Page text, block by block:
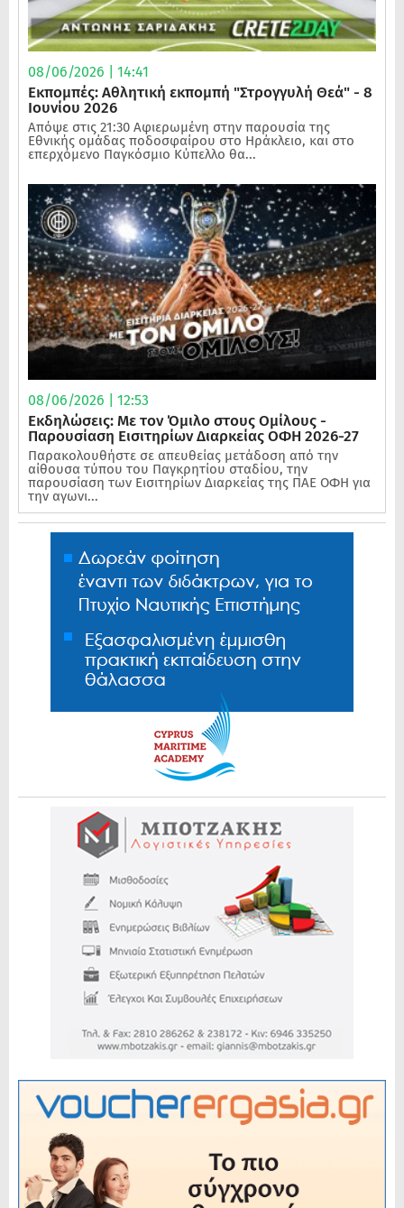
08/06/2026 | 14:41
Εκπομπές: Αθλητική εκπομπή "Στρογγυλή Θεά" - 8
Ιουνίου 2026
Απόψε στις 21:30 Αφιερωμένη στην παρουσία της
Εθνικής ομάδας ποδοσφαίρου στο Ηράκλειο, και στο
επερχόμενο Παγκόσμιο Κύπελλο θα...
08/06/2026 | 12:53
Εκδηλώσεις: Με τον Όμιλο στους Ομίλους -
Παρουσίαση Εισιτηρίων Διαρκείας ΟΦΗ 2026-27
Παρακολουθήστε σε απευθείας μετάδοση από την
αίθουσα τύπου του Παγκρητίου σταδίου, την
παρουσίαση των Εισιτηρίων Διαρκείας της ΠΑΕ ΟΦΗ για
την αγωνι...